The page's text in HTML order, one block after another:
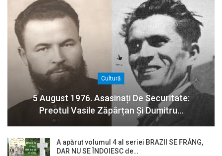
Cultură
5 August 1976. Asasinați De Securitate:
Preotul Vasile Zăpârțan Și Dumitru…
A apărut volumul 4 al seriei BRAZII SE FRÂNG,
DAR NU SE ÎNDOIESC de…